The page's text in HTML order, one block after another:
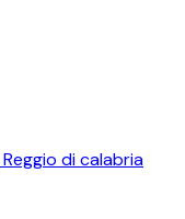
Reggio di calabria